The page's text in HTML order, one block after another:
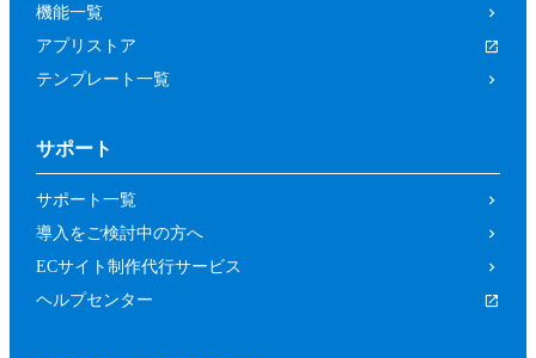
機能一覧
アプリストア
テンプレート一覧
サポート
サポート一覧
導入をご検討中の方へ
ECサイト制作代行サービス
ヘルプセンター